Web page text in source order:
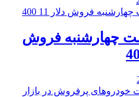
چهارشنبه فروش